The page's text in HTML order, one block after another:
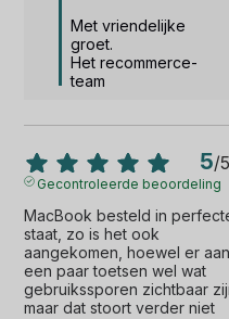
Met vriendelijke
groet.
Het recommerce-
team
5/5
Gecontroleerde beoordeling
MacBook besteld in
staat, zo is het ook
aangekomen, hoewel er aan
een paar toetsen wel wat
gebruikssporen zichtbaar
maar dat stoort verder niet